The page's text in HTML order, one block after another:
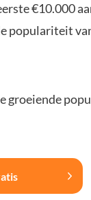
€10.000
populariteit
groeiende